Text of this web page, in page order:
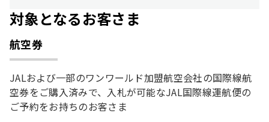
対象となるお客さま
航空券
JALおよび一部のワンワールド加盟航空会社の国際線航
空券をご購入済みで、入札が可能なJAL国際線運航便の
ご予約をお持ちのお客さま